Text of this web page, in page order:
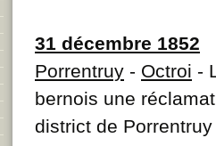
31 décembre 1852
Porrentruy - Octroi -
bernois une
district de Porrentruy